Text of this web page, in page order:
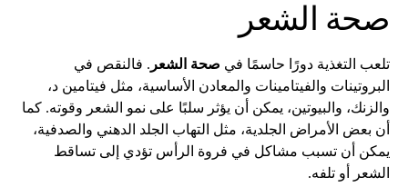
صحة الشعر
تلعب التغذية دورًا حاسمًا في صحة الشعر . فالنقص في
البروتينات والفيتامينات والمعادن الأساسية، مثل فيتامين د،
والزنك، والبيوتين، يمكن أن يؤثر سلبًا على نمو الشعر وقوته. كما
أن بعض الأمراض الجلدية، مثل التهاب الجلد الدهني والصدفية،
يمكن أن تسبب مشاكل في فروة الرأس تؤدي إلى تساقط
الشعر أو تلفه.